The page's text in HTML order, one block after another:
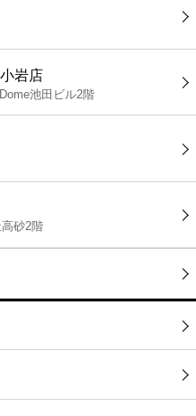
岩店
池田ビル2階
砂2階